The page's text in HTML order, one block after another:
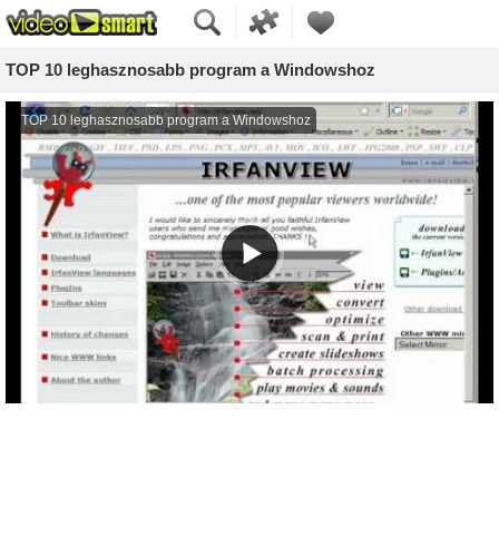
TOP 10 leghasznosabb program a Windowshoz